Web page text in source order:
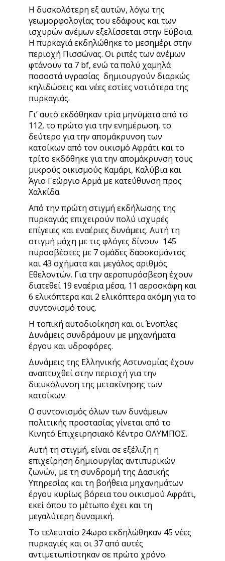
Η δυσκολότερη εξ αυτών, λόγω της
γεωμορφολογίας του εδάφους και των
ισχυρών ανέμων εξελίσσεται στην Εύβοια.
Η πυρκαγιά εκδηλώθηκε το μεσημέρι στην
περιοχή Πισσώνας. Οι ριπές των ανέμων
φτάνουν τα 7 bf, ενώ τα πολύ χαμηλά
ποσοστά υγρασίας δημιουργούν διαρκώς
κηλιδώσεις και νέες εστίες νοτιότερα της
πυρκαγιάς.
Γι’ αυτό εκδόθηκαν τρία μηνύματα από το
112, το πρώτο για την ενημέρωση, το
δεύτερο για την απομάκρυνση των
κατοίκων από τον οικισμό Αφράτι και το
τρίτο εκδόθηκε για την απομάκρυνση τους
μικρούς οικισμούς Καμάρι, Καλύβια και
Άγιο Γεώργιο Αρμά με κατεύθυνση προς
Χαλκίδα.
Από την πρώτη στιγμή εκδήλωσης της
πυρκαγιάς επιχειρούν πολύ ισχυρές
επίγειες και εναέριες δυνάμεις. Αυτή τη
στιγμή μάχη με τις φλόγες δίνουν 145
πυροσβέστες με 7 ομάδες δασοκομάντος
και 43 οχήματα και μεγάλος αριθμός
Εθελοντών. Για την αεροπυρόσβεση έχουν
διατεθεί 19 εναέρια μέσα, 11 αεροσκάφη και
6 ελικόπτερα και 2 ελικόπτερα ακόμη για το
συντονισμό τους.
Η τοπική αυτοδιοίκηση και οι Ένοπλες
Δυνάμεις συνδράμουν με μηχανήματα
έργου και υδροφόρες.
Δυνάμεις της Ελληνικής Αστυνομίας έχουν
αναπτυχθεί στην περιοχή για την
διευκόλυνση της μετακίνησης των
κατοίκων.
Ο συντονισμός όλων των δυνάμεων
πολιτικής προστασίας γίνεται από το
Κινητό Επιχειρησιακό Κέντρο ΟΛΥΜΠΟΣ.
Αυτή τη στιγμή, είναι σε εξέλιξη η
επιχείρηση δημιουργίας αντιπυρικών
ζωνών, με τη συνδρομή της Δασικής
Υπηρεσίας και τη βοήθεια μηχανημάτων
έργου κυρίως βόρεια του οικισμού Αφράτι,
εκεί όπου το μέτωπο έχει και τη
μεγαλύτερη δυναμική.
Το τελευταίο 24ωρο εκδηλώθηκαν 45 νέες
πυρκαγιές και οι 37 από αυτές
αντιμετωπίστηκαν σε πρώτο χρόνο.